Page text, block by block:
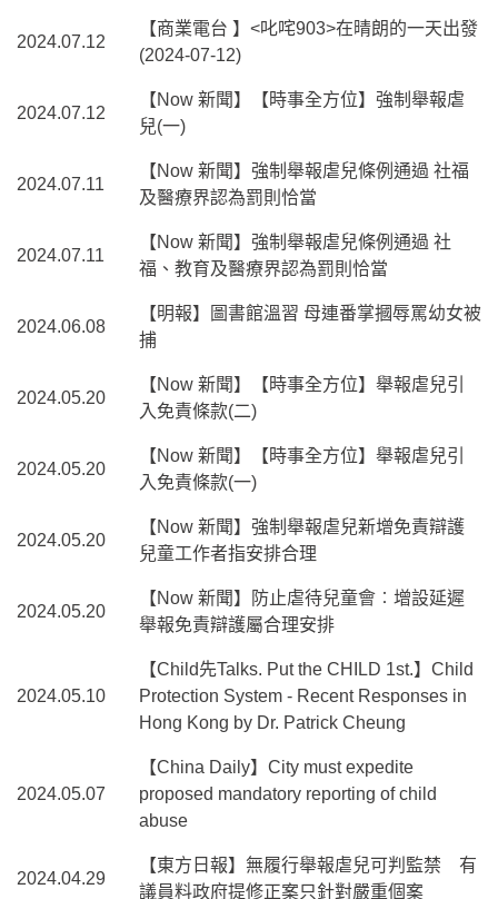
2024.07.12
【商業電台 】<叱咤903>在晴朗的一天出發
(2024-07-12)
2024.07.12
【Now 新聞】【時事全方位】強制舉報虐
兒(一)
2024.07.11
【Now 新聞】強制舉報虐兒條例通過 社福
及醫療界認為罰則恰當
2024.07.11
【Now 新聞】強制舉報虐兒條例通過 社
福、教育及醫療界認為罰則恰當
2024.06.08
【明報】圖書館溫習 母連番掌摑辱罵幼女被
捕
2024.05.20
【Now 新聞】【時事全方位】舉報虐兒引
入免責條款(二)
2024.05.20
【Now 新聞】【時事全方位】舉報虐兒引
入免責條款(一)
2024.05.20
【Now 新聞】強制舉報虐兒新增免責辯護
兒童工作者指安排合理
2024.05.20
【Now 新聞】防止虐待兒童會︰增設延遲
舉報免責辯護屬合理安排
2024.05.10
【Child先Talks. Put the CHILD 1st.】Child
Protection System - Recent Responses in
Hong Kong by Dr. Patrick Cheung
2024.05.07
【China Daily】City must expedite
proposed mandatory reporting of child
abuse
2024.04.29
【東方日報】無履行舉報虐兒可判監禁 有
議員料政府提修正案只針對嚴重個案